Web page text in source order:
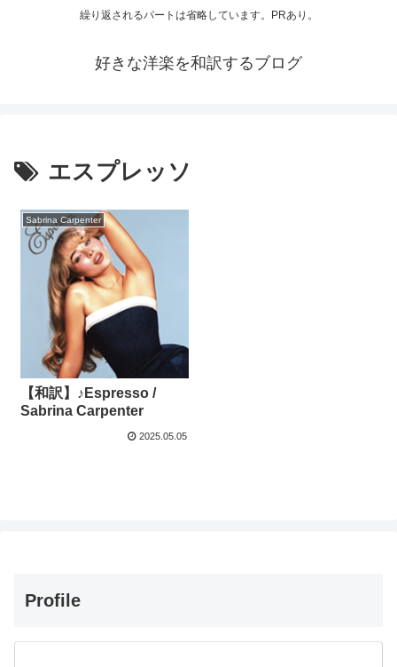
繰り返されるパートは省略しています。PRあり。
好きな洋楽を和訳するブログ
エスプレッソ
Sabrina Carpenter
【和訳】♪Espresso /
Sabrina Carpenter
2025.05.05
Profile